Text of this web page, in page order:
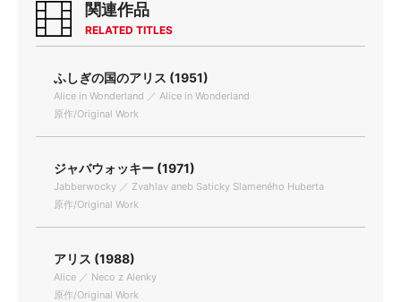
関連作品
RELATED TITLES
ふしぎの国のアリス (1951)
Alice in Wonderland ／ Alice in Wonderland
原作/Original Work
ジャバウォッキー (1971)
Jabberwocky ／ Zvahlav aneb Saticky Slameného Huberta
原作/Original Work
アリス (1988)
Alice ／ Neco z Alenky
原作/Original Work